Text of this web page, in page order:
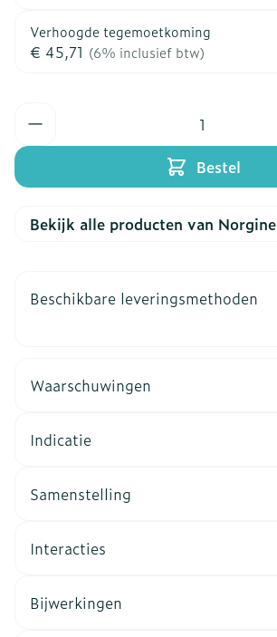
Verhoogde tegemoetkoming
€ 45,71 (6% inclusief btw)
Bestel
Bekijk alle producten van Norgine
Beschikbare leveringsmethoden
Waarschuwingen
Indicatie
Samenstelling
Interacties
Bijwerkingen